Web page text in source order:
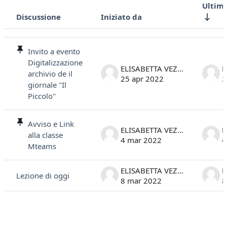
Stato
Discussione Iniziato da
Invito a evento
Digitalizzazione
archivio de il
giornale "Il
Piccolo"
ELISABETTA VEZZOSI
25 apr 2022
Avviso e Link
alla classe
Mteams
ELISABETTA VEZZOSI
4 mar 2022
Lezione di oggi
ELISABETTA VEZZOSI
8 mar 2022